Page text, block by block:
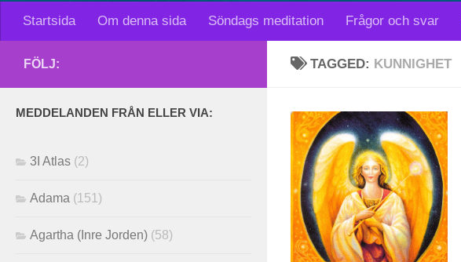
Startsida Om denna sida Söndags meditation Frågor och svar
TAGGED: KUNNIGHET
FÖLJ:
MEDDELANDEN FRÅN ELLER VIA:
3I Atlas (2)
Adama (151)
Agartha (Inre Jorden) (58)